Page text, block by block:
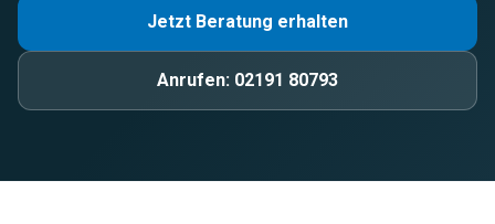
Jetzt Beratung erhalten
Anrufen: 02191 80793